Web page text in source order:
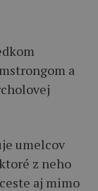
a
umelcov
z neho
aj mimo